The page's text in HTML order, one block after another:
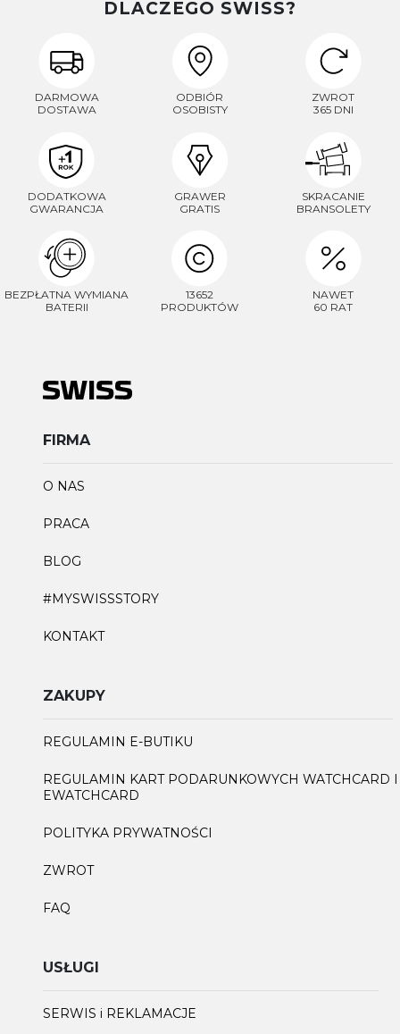
DLACZEGO SWISS?
DARMOWA
DOSTAWA
ODBIÓR
OSOBISTY
ZWROT
365 DNI
DODATKOWA
GWARANCJA
GRAWER
GRATIS
SKRACANIE
BRANSOLETY
BEZPŁATNA WYMIANA
BATERII
13652
PRODUKTÓW
NAWET
60 RAT
FIRMA
O NAS
PRACA
BLOG
#MYSWISSSTORY
KONTAKT
ZAKUPY
REGULAMIN E-BUTIKU
REGULAMIN KART PODARUNKOWYCH WATCHCARD I
EWATCHCARD
POLITYKA PRYWATNOŚCI
ZWROT
FAQ
USŁUGI
SERWIS i REKLAMACJE